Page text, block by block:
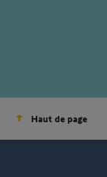
Haut de page